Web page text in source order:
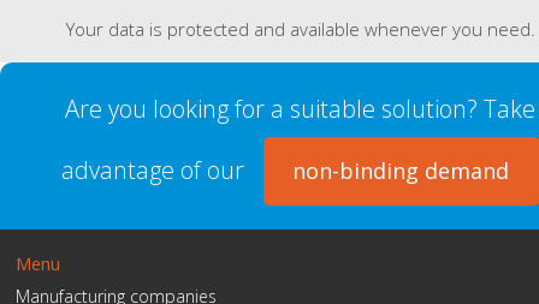
Your data is protected and available whenever you need.
Are you looking for a suitable solution? Take
advantage of our
non-binding demand
Menu
Manufacturing companies